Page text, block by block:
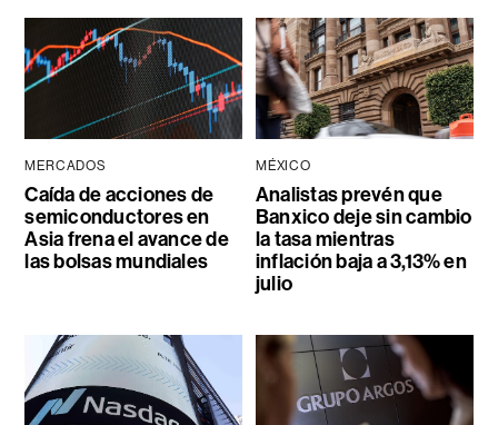
MERCADOS
Caída de acciones de
semiconductores en
Asia frena el avance de
las bolsas mundiales
MÉXICO
Analistas prevén que
Banxico deje sin cambio
la tasa mientras
inflación baja a 3,13% en
julio